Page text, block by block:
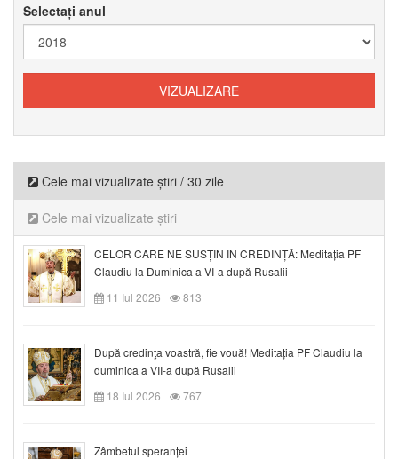
Selectați anul
Cele mai vizualizate știri / 30 zile
Cele mai vizualizate știri
CELOR CARE NE SUSȚIN ÎN CREDINȚĂ: Meditația PF
Claudiu la Duminica a VI-a după Rusalii
11 Iul 2026
813
După credinţa voastră, fie vouă! Meditația PF Claudiu la
duminica a VII-a după Rusalii
18 Iul 2026
767
Zâmbetul speranței